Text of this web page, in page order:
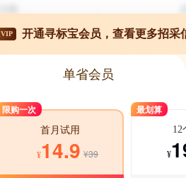
VIP 开通寻标宝会员，查看更多招采
单省会员
限购一次
首月试用
¥14.9 ¥39
最划算
12
¥